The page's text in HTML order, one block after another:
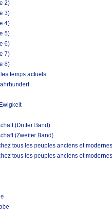
2)
3)
4)
5)
6)
7)
8)
temps actuels
(Dritter Band)
(Zweiter Band)
tous les peuples anciens et
tous les peuples anciens et